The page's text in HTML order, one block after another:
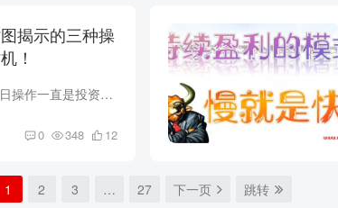
揭示的三种操
！
在炒股过程中，涨停板之后的次日操作一直是投资者关注的焦点。大家都面临同样的问题：是继续持有？还是赶紧离场？今天我们就为大家分享一下涨停板之后次日的走势，希望能够解答大家的困扰。请记...
0 348 12
1 2 3 … 27 下一页 跳转